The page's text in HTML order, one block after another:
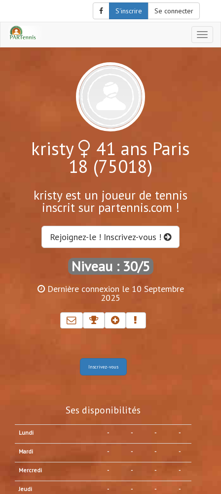
S'inscrire Se connecter
le
kristy 41 ans Paris
18 (75018)
kristy est un joueur de tennis
inscrit sur partennis.com !
Rejoignez-le ! Inscrivez-vous !
Niveau : 30/5
Dernière connexion le 10 Septembre
2025
Inscrivez-vous
Ses disponibilités
Lundi - - - -
Mardi - - - -
Mercredi - - - -
Jeudi - - - -